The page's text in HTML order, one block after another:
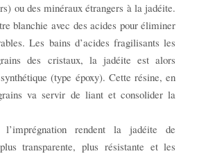
ou des minéraux étrangers à la jadéite.
blanchie avec des acides pour éliminer
Les bains d’acides fragilisants les
des cristaux, la jadéite est alors
(type époxy). Cette résine, en
va servir de liant et consolider la
rendent la jadéite de
transparente, plus résistante et les